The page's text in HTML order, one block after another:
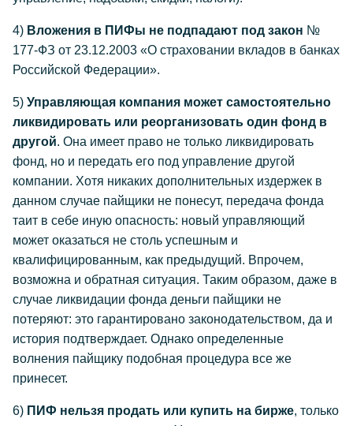
4) Вложения в ПИФы не подпадают под закон №
177-ФЗ от 23.12.2003 «О страховании вкладов в банках
Российской Федерации».
5) Управляющая компания может самостоятельно
ликвидировать или реорганизовать один фонд в
другой. Она имеет право не только ликвидировать
фонд, но и передать его под управление другой
компании. Хотя никаких дополнительных издержек в
данном случае пайщики не понесут, передача фонда
таит в себе иную опасность: новый управляющий
может оказаться не столь успешным и
квалифицированным, как предыдущий. Впрочем,
возможна и обратная ситуация. Таким образом, даже в
случае ликвидации фонда деньги пайщики не
потеряют: это гарантировано законодательством, да и
история подтверждает. Однако определенные
волнения пайщику подобная процедура все же
принесет.
6) ПИФ нельзя продать или купить на бирже, только